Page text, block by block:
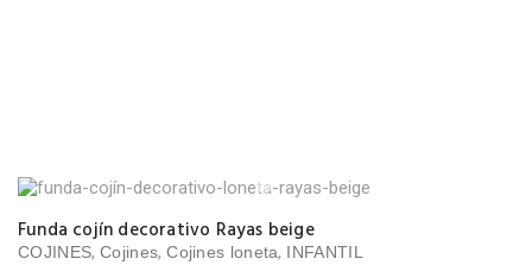
Funda cojín decorativo Rayas beige
COJINES,Cojines,Cojines loneta, INFANTIL